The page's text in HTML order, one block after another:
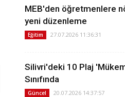
MEB'den öğretmenlere
yeni düzenleme
Eğitim 27.07.2026 11:36:31
Silivri'deki 10 Plaj
Sınıfında
Güncel 20.07.2026 14:37:57